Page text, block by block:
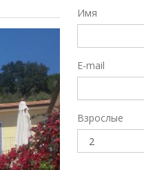
Имя
E-mail
Взрослые